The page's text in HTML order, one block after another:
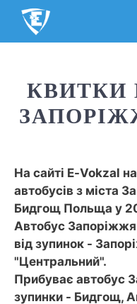
КВИТКИ
На сайті E-Vokzal
автобусів з міста
Бидгощ Польща у
Автобус
від зупинок -
"Центральний".
Прибуває автобус
зупинки - Бидгощ,